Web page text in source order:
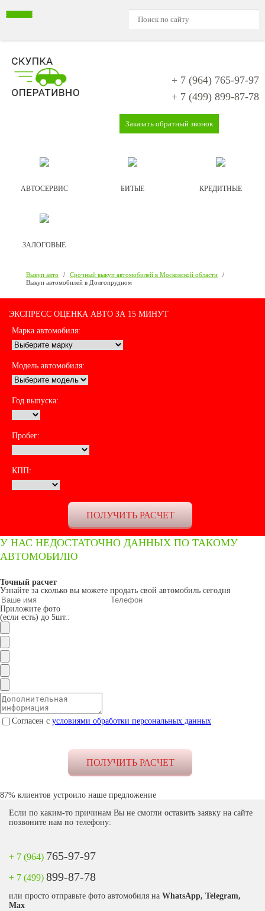
+ 7 (964) 765-97-97
+ 7 (499) 899-87-78
Заказать обратный звонок
АВТОСЕРВИС БИТЫЕ КРЕДИТНЫЕ
ЗАЛОГОВЫЕ
Выкуп авто / Срочный выкуп автомобилей в Московской области
/
Выкуп автомобилей в Долгопрудном
ЭКСПРЕСС ОЦЕНКА АВТО ЗА 15 МИНУТ
Марка автомобиля:
Модель автомобиля:
Год выпуска:
Пробег:
КПП:
У НАС НЕДОСТАТОЧНО ДАННЫХ ПО ТАКОМУ
АВТОМОБИЛЮ
Точный расчет
Узнайте за сколько вы можете продать свой автомобиль сегодня
Приложите фото
(если есть) до 5шт.:
Согласен с условиями обработки персональных данных
87% клиентов устроило наше предложение
Если по каким-то причинам Вы не смогли оставить заявку на сайте
позвоните нам по телефону:
+ 7 (964) 765-97-97
+ 7 (499) 899-87-78
или просто отправьте фото автомобиля на WhatsApp, Telegram,
Max